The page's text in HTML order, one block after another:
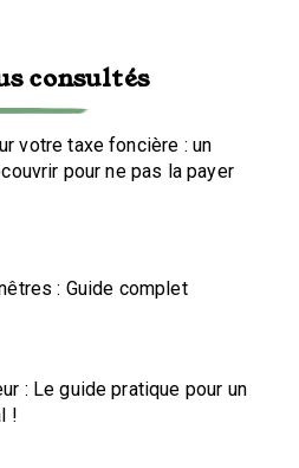
consultés
votre taxe foncière : un
pour ne pas la payer
: Guide complet
: Le guide pratique pour un
!